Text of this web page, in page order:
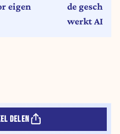
eigen
de
werkt AI
DELEN